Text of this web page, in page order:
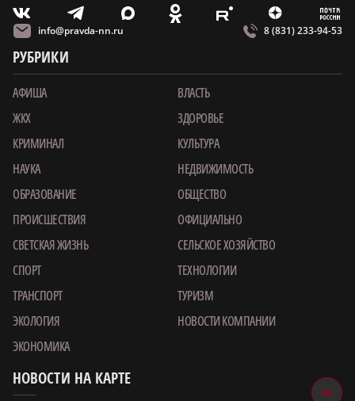
V T X O E Z m
info@pravda-nn.ru 8 (831) 233-94-53
РУБРИКИ
АФИША
ВЛАСТЬ
ЖКХ
ЗДОРОВЬЕ
КРИМИНАЛ
КУЛЬТУРА
НАУКА
НЕДВИЖИМОСТЬ
ОБРАЗОВАНИЕ
ОБЩЕСТВО
ПРОИСШЕСТВИЯ
ОФИЦИАЛЬНО
СВЕТСКАЯ ЖИЗНЬ
СЕЛЬСКОЕ ХОЗЯЙСТВО
СПОРТ
ТЕХНОЛОГИИ
ТРАНСПОРТ
ТУРИЗМ
ЭКОЛОГИЯ
НОВОСТИ КОМПАНИИ
ЭКОНОМИКА
НОВОСТИ НА КАРТЕ